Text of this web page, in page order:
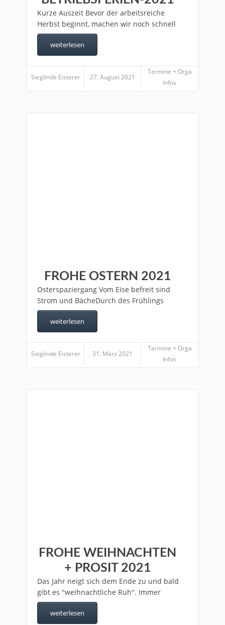
Kurze Auszeit Bevor der arbeitsreiche
Herbst beginnt, machen wir noch schnell
weiterlesen
Sieglinde Eisterer 27. August 2021
Termine + Orga
Infos
FROHE OSTERN 2021
Osterspaziergang Vom Eise befreit sind
Strom und BächeDurch des Frühlings
weiterlesen
Sieglinde Eisterer 31. März 2021
Termine + Orga
Infos
FROHE WEIHNACHTEN
+ PROSIT 2021
Das Jahr neigt sich dem Ende zu und bald
gibt es "weihnachtliche Ruh". Immer
weiterlesen